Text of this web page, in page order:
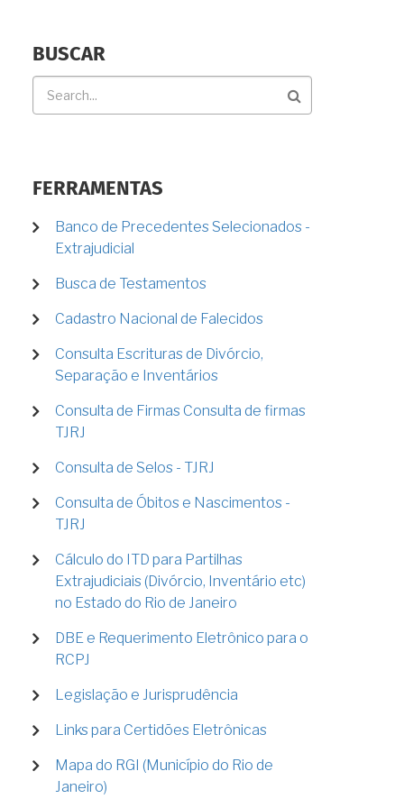
BUSCAR
FERRAMENTAS
Banco de Precedentes Selecionados -
Extrajudicial
Busca de Testamentos
Cadastro Nacional de Falecidos
Consulta Escrituras de Divórcio,
Separação e Inventários
Consulta de Firmas Consulta de firmas
TJRJ
Consulta de Selos - TJRJ
Consulta de Óbitos e Nascimentos -
TJRJ
Cálculo do ITD para Partilhas
Extrajudiciais (Divórcio, Inventário etc)
no Estado do Rio de Janeiro
DBE e Requerimento Eletrônico para o
RCPJ
Legislação e Jurisprudência
Links para Certidões Eletrônicas
Mapa do RGI (Município do Rio de
Janeiro)